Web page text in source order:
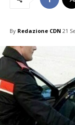
By Redazione CDN 21